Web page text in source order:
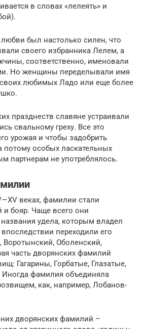
в словах «лелеять» и
был настолько силен, что
своего избранника Лелем, а
соответственно, именовали
Но женщины переделывали имя
любимых Ладо или еще более
празднеств славяне устраивали
свальному греху. Все это
урожая и чтобы задобрить
потому особых ласкательных
партнерам не употреблялось.
веках, фамилии стали
и бояр. Чаще всего они
удела, которым владел
переходили его
Оболенский,
часть дворянских фамилий
Гагарины, Горбатые, Глазатые,
фамилия объединяла
как, например, Лобанов-
дворянских фамилий –